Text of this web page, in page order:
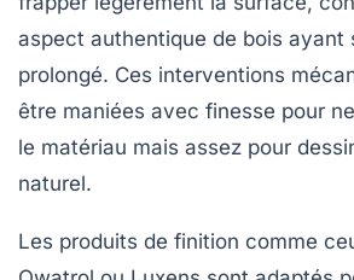
aspect authentique de bois ayant
prolongé. Ces interventions
être maniées avec finesse pour
le matériau mais assez pour
naturel.
Les produits de finition comme